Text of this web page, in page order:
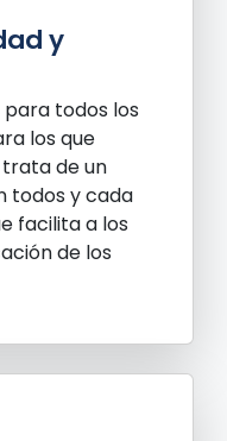
y
todos los
los que
trata de un
todos y cada
facilita a los
de los